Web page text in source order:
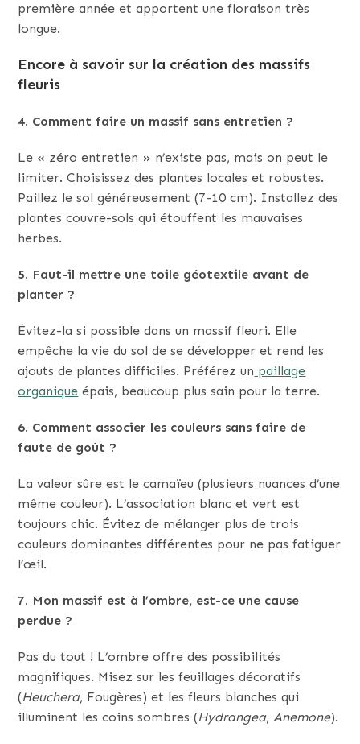
première année et apportent une floraison très
longue.
Encore à savoir sur la création des massifs
fleuris
4. Comment faire un massif sans entretien ?
Le « zéro entretien » n’existe pas, mais on peut le
limiter. Choisissez des plantes locales et robustes.
Paillez le sol généreusement (7-10 cm). Installez des
plantes couvre-sols qui étouffent les mauvaises
herbes.
5. Faut-il mettre une toile géotextile avant de
planter ?
Évitez-la si possible dans un massif fleuri. Elle
empêche la vie du sol de se développer et rend les
ajouts de plantes difficiles. Préférez un paillage
organique épais, beaucoup plus sain pour la terre.
6. Comment associer les couleurs sans faire de
faute de goût ?
La valeur sûre est le camaïeu (plusieurs nuances d’une
même couleur). L’association blanc et vert est
toujours chic. Évitez de mélanger plus de trois
couleurs dominantes différentes pour ne pas fatiguer
l’œil.
7. Mon massif est à l’ombre, est-ce une cause
perdue ?
Pas du tout ! L’ombre offre des possibilités
magnifiques. Misez sur les feuillages décoratifs
(Heuchera, Fougères) et les fleurs blanches qui
illuminent les coins sombres (Hydrangea, Anemone).